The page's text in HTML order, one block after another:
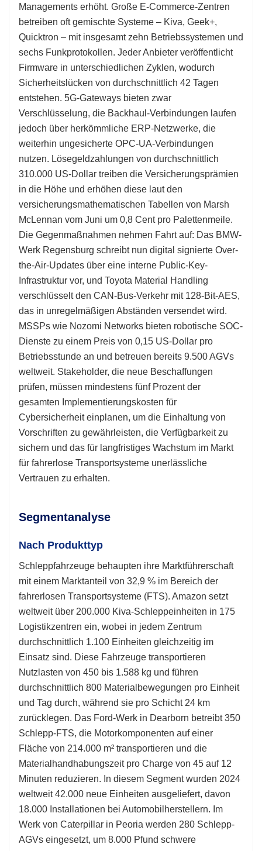
Managements erhöht. Große E-Commerce-Zentren
betreiben oft gemischte Systeme – Kiva, Geek+,
Quicktron – mit insgesamt zehn Betriebssystemen und
sechs Funkprotokollen. Jeder Anbieter veröffentlicht
Firmware in unterschiedlichen Zyklen, wodurch
Sicherheitslücken von durchschnittlich 42 Tagen
entstehen. 5G-Gateways bieten zwar
Verschlüsselung, die Backhaul-Verbindungen laufen
jedoch über herkömmliche ERP-Netzwerke, die
weiterhin ungesicherte OPC-UA-Verbindungen
nutzen. Lösegeldzahlungen von durchschnittlich
310.000 US-Dollar treiben die Versicherungsprämien
in die Höhe und erhöhen diese laut den
versicherungsmathematischen Tabellen von Marsh
McLennan vom Juni um 0,8 Cent pro Palettenmeile.
Die Gegenmaßnahmen nehmen Fahrt auf: Das BMW-
Werk Regensburg schreibt nun digital signierte Over-
the-Air-Updates über eine interne Public-Key-
Infrastruktur vor, und Toyota Material Handling
verschlüsselt den CAN-Bus-Verkehr mit 128-Bit-AES,
das in unregelmäßigen Abständen versendet wird.
MSSPs wie Nozomi Networks bieten robotische SOC-
Dienste zu einem Preis von 0,15 US-Dollar pro
Betriebsstunde an und betreuen bereits 9.500 AGVs
weltweit. Stakeholder, die neue Beschaffungen
prüfen, müssen mindestens fünf Prozent der
gesamten Implementierungskosten für
Cybersicherheit einplanen, um die Einhaltung von
Vorschriften zu gewährleisten, die Verfügbarkeit zu
sichern und das für langfristiges Wachstum im Markt
für fahrerlose Transportsysteme unerlässliche
Vertrauen zu erhalten.
Segmentanalyse
Nach Produkttyp
Schleppfahrzeuge behaupten ihre Marktführerschaft
mit einem Marktanteil von 32,9 % im Bereich der
fahrerlosen Transportsysteme (FTS). Amazon setzt
weltweit über 200.000 Kiva-Schleppeinheiten in 175
Logistikzentren ein, wobei in jedem Zentrum
durchschnittlich 1.100 Einheiten gleichzeitig im
Einsatz sind. Diese Fahrzeuge transportieren
Nutzlasten von 450 bis 1.588 kg und führen
durchschnittlich 800 Materialbewegungen pro Einheit
und Tag durch, während sie pro Schicht 24 km
zurücklegen. Das Ford-Werk in Dearborn betreibt 350
Schlepp-FTS, die Motorkomponenten auf einer
Fläche von 214.000 m² transportieren und die
Materialhandhabungszeit pro Charge von 45 auf 12
Minuten reduzieren. In diesem Segment wurden 2024
weltweit 42.000 neue Einheiten ausgeliefert, davon
18.000 Installationen bei Automobilherstellern. Im
Werk von Caterpillar in Peoria werden 280 Schlepp-
AGVs eingesetzt, um 8.000 Pfund schwere